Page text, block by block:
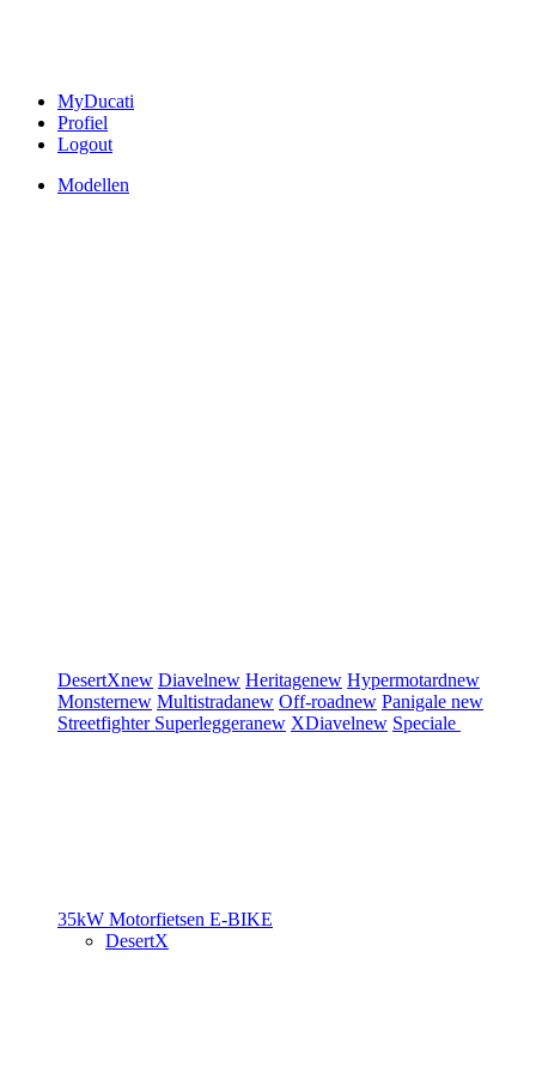
MyDucati
Profiel
Logout
Modellen
DesertXnew Diavelnew Heritagenew Hypermotardnew
Monsternew Multistradanew Off-roadnew Panigale new
Streetfighter Superleggeranew XDiavelnew Speciale
35kW Motorfietsen E-BIKE
DesertX